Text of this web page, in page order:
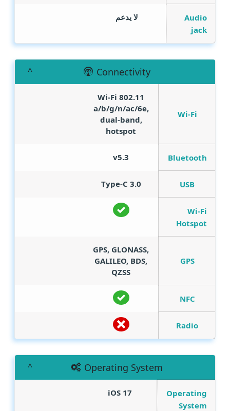
Audio
jack
لا يدعم
Connectivity
Wi-Fi
Wi-Fi 802.11
a/b/g/n/ac/6e,
dual-band,
hotspot
Bluetooth
v5.3
USB
Type-C 3.0
Wi-Fi
Hotspot
GPS
GPS, GLONASS,
GALILEO, BDS,
QZSS
NFC
Radio
Operating System
Operating
System
iOS 17